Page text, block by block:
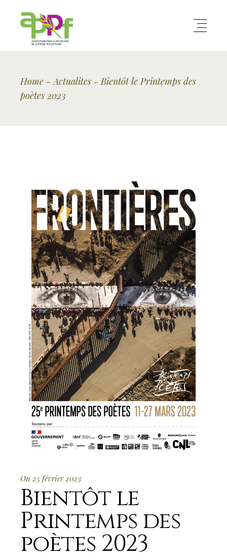
Home Actualites
Bientôt le Printemps des
poètes 2023
On 25 février 2023
Bientôt le
Printemps des
poètes 2023